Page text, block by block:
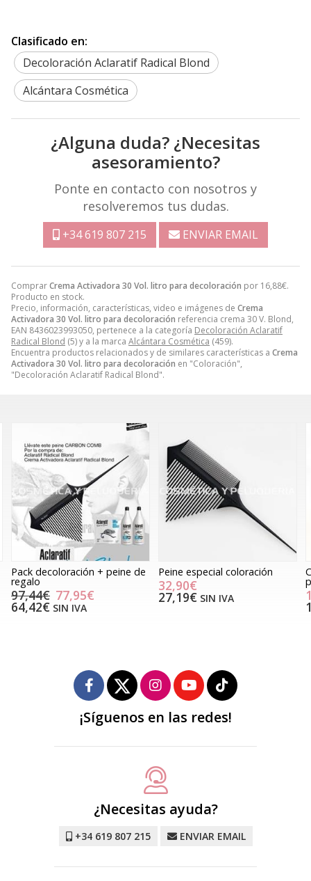
ComprarCrema Activadora 30 Vol. litro para decoloración por 16,88€.
Producto en stock.
Precio, información, características, video e imágenes de Crema
Activadora 30 Vol. litro para decoloración referencia crema 30 V. Blond,
EAN 8436023993050, pertenece a la categoría Decoloración Aclaratif
Radical Blond (5) y a la marca Alcántara Cosmética (459).
Encuentra productos relacionados y de similares características a Crema
Activadora 30 Vol. litro para decoloración en "Coloración",
"Decoloración Aclaratif Radical Blond".
Clasificado en:
Decoloración Aclaratif Radical Blond
Alcántara Cosmética
¿Alguna duda? ¿Necesitas
asesoramiento?
Ponte en contacto con nosotros y
resolveremos tus dudas.
+34 619 807 215 ENVIAR EMAIL
Pack decoloración + peine de
regalo
97,44€ 77,95€
64,42€ SIN IVA
Peine especial coloración
32,90€
27,19€ SIN IVA
¡Síguenos en las redes!
¿Necesitas ayuda?
+34 619 807 215 ENVIAR EMAIL